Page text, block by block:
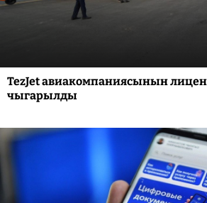
TezJet авиакомпаниясынын
чыгарылды